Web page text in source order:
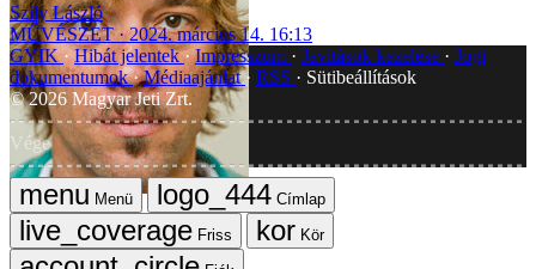
Szily László
MŰVÉSZET
2024. március 14. 16:13
GYIK Hibát jelentek Impresszum Javítások kezelése
Jogi
dokumentumok Médiaajánlat RSS
Sütibeállítások
©2026Magyar Jeti Zrt.
Vége
Menü
Címlap
Friss
Kör